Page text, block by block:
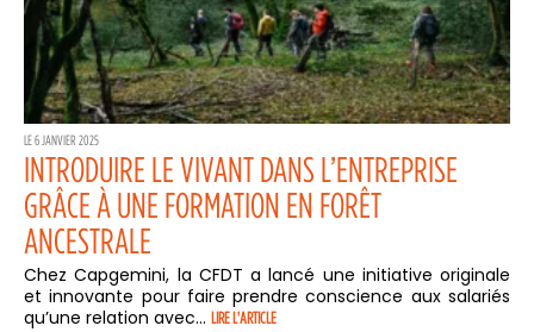
LE 6 JANVIER 2025
INTRODUIRE LE VIVANT DANS L’ENTREPRISE
GRÂCE À UNE FORMATION EN FORÊT
ANCESTRALE
Chez Capgemini, la CFDT a lancé une initiative originale
et innovante pour faire prendre conscience aux salariés
qu’une relation avec... LIRE L'ARTICLE